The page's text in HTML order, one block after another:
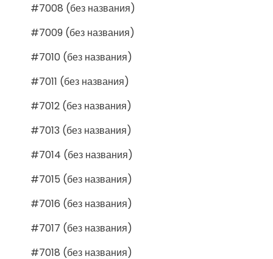
#7008 (без названия)
#7009 (без названия)
#7010 (без названия)
#7011 (без названия)
#7012 (без названия)
#7013 (без названия)
#7014 (без названия)
#7015 (без названия)
#7016 (без названия)
#7017 (без названия)
#7018 (без названия)